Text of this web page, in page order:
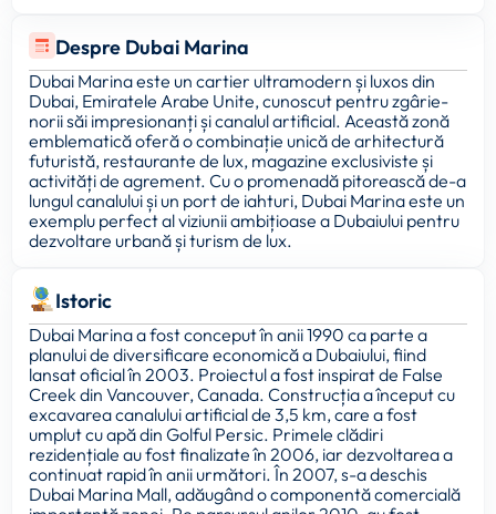
Despre Dubai Marina
Dubai Marina este un cartier ultramodern și luxos din
Dubai, Emiratele Arabe Unite, cunoscut pentru zgârie-
norii săi impresionanți și canalul artificial. Această zonă
emblematică oferă o combinație unică de arhitectură
futuristă, restaurante de lux, magazine exclusiviste și
activități de agrement. Cu o promenadă pitorească de-a
lungul canalului și un port de iahturi, Dubai Marina este un
exemplu perfect al viziunii ambițioase a Dubaiului pentru
dezvoltare urbană și turism de lux.
Istoric
Dubai Marina a fost conceput în anii 1990 ca parte a
planului de diversificare economică a Dubaiului, fiind
lansat oficial în 2003. Proiectul a fost inspirat de False
Creek din Vancouver, Canada. Construcția a început cu
excavarea canalului artificial de 3,5 km, care a fost
umplut cu apă din Golful Persic. Primele clădiri
rezidențiale au fost finalizate în 2006, iar dezvoltarea a
continuat rapid în anii următori. În 2007, s-a deschis
Dubai Marina Mall, adăugând o componentă comercială